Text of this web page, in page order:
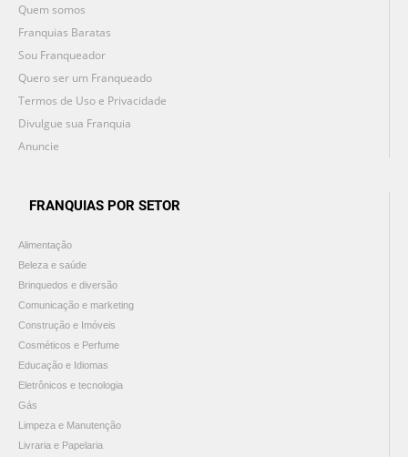
Quem somos
Franquias Baratas
Sou Franqueador
Quero ser um Franqueado
Termos de Uso e Privacidade
Divulgue sua Franquia
Anuncie
FRANQUIAS POR SETOR
Alimentação
Beleza e saúde
Brinquedos e diversão
Comunicação e marketing
Construção e Imóveis
Cosméticos e Perfume
Educação e Idiomas
Eletrônicos e tecnologia
Gás
Limpeza e Manutenção
Livraria e Papelaria